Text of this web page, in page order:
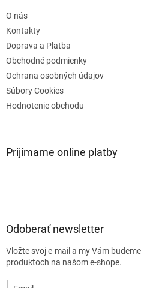
O nás
Kontakty
Doprava a Platba
Obchodné podmienky
Ochrana osobných údajov
Súbory Cookies
Hodnotenie obchodu
Prijímame online platby
Odoberať newsletter
Vložte svoj e-mail a my Vám
produktoch na našom e-shope.